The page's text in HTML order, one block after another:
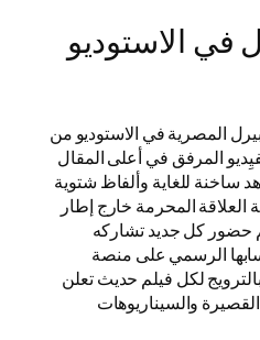
في الاستوديو
المصرية في الاستوديو من
المرفق في أعلى المقال
ساخنة للغاية وألفاظ شتوية
العلاقة المحرمة خارج إطار
حضور كل جديد تشاركه
الرسمي على منصة
لكل فيلم حديث تعلن
والسيناريوهات